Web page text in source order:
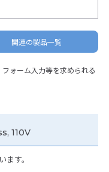
関連の製品一覧
ォーム入力等を求められる
110V
ます。